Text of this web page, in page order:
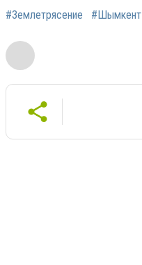
#Землетрясение #Шымкент